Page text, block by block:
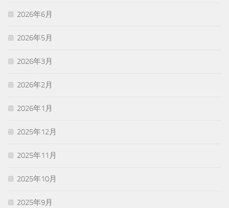
2026年6月
2026年5月
2026年3月
2026年2月
2026年1月
2025年12月
2025年11月
2025年10月
2025年9月